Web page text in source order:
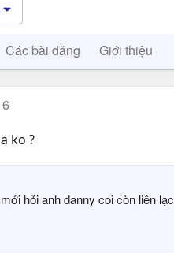
Các bài đăng Giới thiệu
ko ?
hỏi anh danny coi còn liên